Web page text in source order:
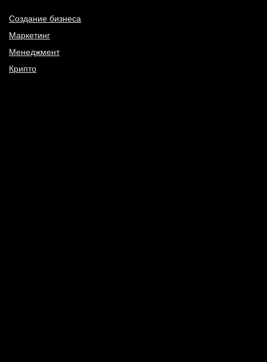
Создание бизнеса
Маркетинг
Менеджмент
Крипто